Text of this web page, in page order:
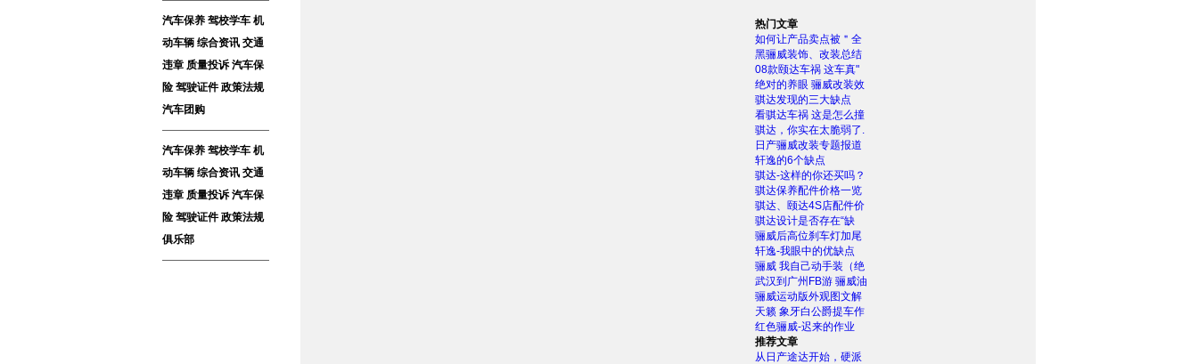
汽车保养 驾校学车 机
动车辆 综合资讯 交通
违章 质量投诉 汽车保
险 驾驶证件 政策法规
汽车团购
汽车保养 驾校学车 机
动车辆 综合资讯 交通
违章 质量投诉 汽车保
险 驾驶证件 政策法规
俱乐部
热门文章
如何让产品卖点被＂全
黑骊威装饰、改装总结
08款颐达车祸 这车真"
绝对的养眼 骊威改装效
骐达发现的三大缺点
看骐达车祸 这是怎么撞
骐达，你实在太脆弱了.
日产骊威改装专题报道
轩逸的6个缺点
骐达-这样的你还买吗？
骐达保养配件价格一览
骐达、颐达4S店配件价
骐达设计是否存在“缺
骊威后高位刹车灯加尾
轩逸-我眼中的优缺点
骊威 我自己动手装（绝
武汉到广州FB游 骊威油
骊威运动版外观图文解
天籁 象牙白公爵提车作
红色骊威-迟来的作业
推荐文章
从日产途达开始，硬派